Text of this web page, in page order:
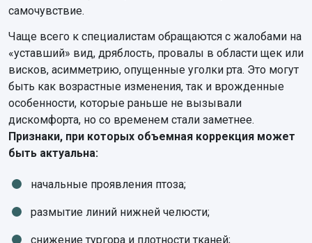
самочувствие.
Чаще всего к специалистам обращаются с жалобами на
«уставший» вид, дряблость, провалы в области щек или
висков, асимметрию, опущенные уголки рта. Это могут
быть как возрастные изменения, так и врожденные
особенности, которые раньше не вызывали
дискомфорта, но со временем стали заметнее.
Признаки, при которых объемная коррекция может
быть актуальна:
начальные проявления птоза;
размытие линий нижней челюсти;
снижение тургора и плотности тканей;